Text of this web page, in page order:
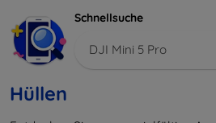
Schnellsuche
DJI Mini 5 Pro
Hüllen